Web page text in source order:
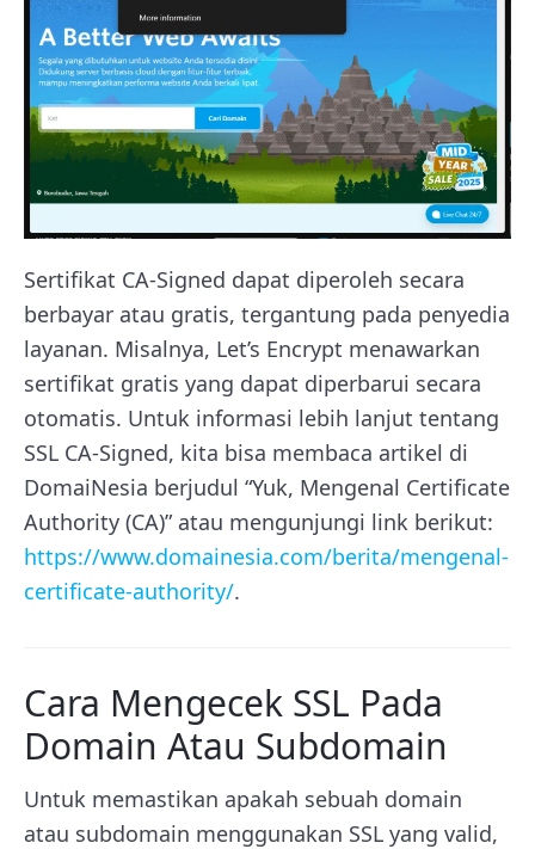
Sertifikat CA-Signed dapat diperoleh secara
berbayar atau gratis, tergantung pada penyedia
layanan. Misalnya, Let’s Encrypt menawarkan
sertifikat gratis yang dapat diperbarui secara
otomatis. Untuk informasi lebih lanjut tentang
SSL CA-Signed, kita bisa membaca artikel di
DomaiNesia berjudul “Yuk, Mengenal Certificate
Authority (CA)” atau mengunjungi link berikut:
https://www.domainesia.com/berita/mengenal-
certificate-authority/.
Cara Mengecek SSL Pada
Domain Atau Subdomain
Untuk memastikan apakah sebuah domain
atau subdomain menggunakan SSL yang valid,